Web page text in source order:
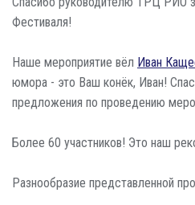
Фестиваля!
Наше мероприятие вёл Иван
юмора - это Ваш конёк, Иван!
предложения по проведению
Более 60 участников! Это наш
Разнообразие представленной